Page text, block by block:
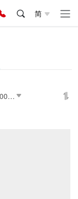
简
25,000〜30,000万日元